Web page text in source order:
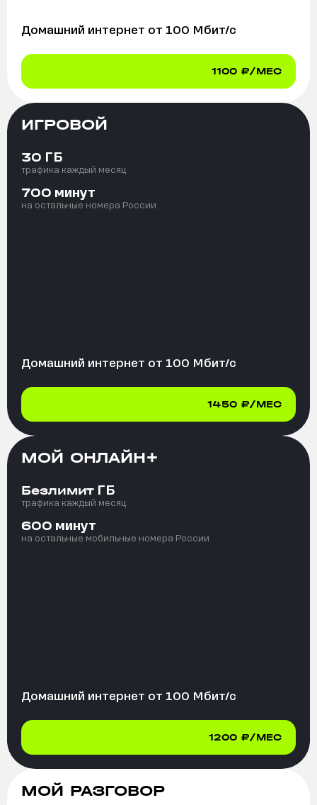
Домашний интернет от 100 Мбит/с
1100 ₽/МЕС
ИГРОВОЙ
30 ГБ
трафика каждый месяц
700 минут
на остальные номера России
Домашний интернет от 100 Мбит/с
1450 ₽/МЕС
МОЙ ОНЛАЙН+
Безлимит ГБ
трафика каждый месяц
600 минут
на остальные мобильные номера России
Домашний интернет от 100 Мбит/с
1200 ₽/МЕС
МОЙ РАЗГОВОР